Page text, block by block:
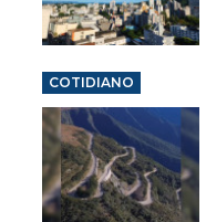
COTIDIANO